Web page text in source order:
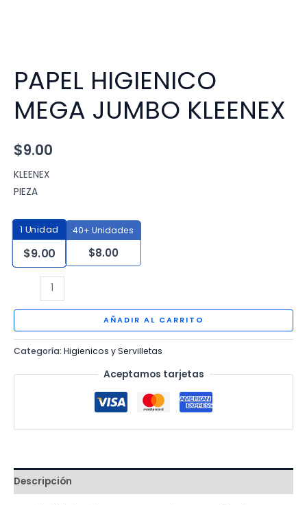
PAPEL HIGIENICO
MEGA JUMBO KLEENEX
$9.00
KLEENEX
PIEZA
1 Unidad
$9.00
40+ Unidades
$8.00
HIGIENICO
JUMBO
KLEENEX
AÑADIR AL CARRITO
Categoría: Higienicos y Servilletas
Aceptamos tarjetas
Descripción